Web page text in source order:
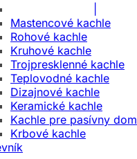
Mastencové kachle
Rohové kachle
Kruhové kachle
Trojpresklenné kachle
Teplovodné kachle
Dizajnové kachle
Keramické kachle
Kachle pre pasívny dom
Krbové kachle